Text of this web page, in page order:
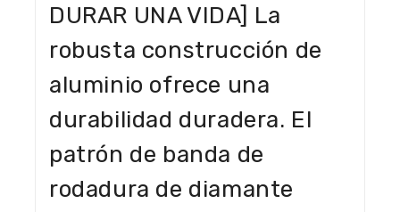
DURAR UNA VIDA] La
robusta construcción de
aluminio ofrece una
durabilidad duradera. El
patrón de banda de
rodadura de diamante